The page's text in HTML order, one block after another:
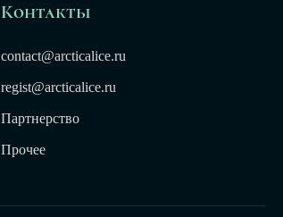
Контакты
contact@arcticalice.ru
regist@arcticalice.ru
Партнерство
Прочее